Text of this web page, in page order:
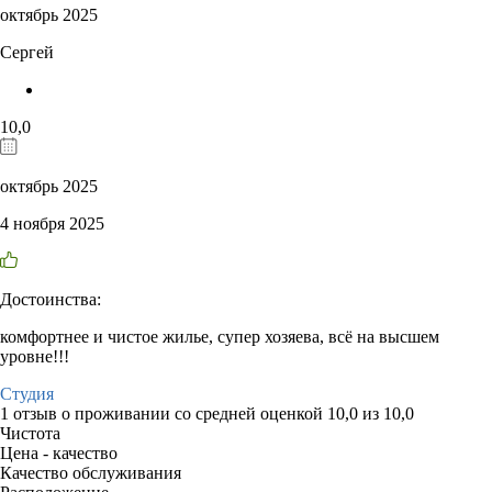
октябрь 2025
Сергей
10,0
октябрь 2025
4 ноября 2025
Достоинства:
комфортнее и чистое жилье, супер хозяева, всё на высшем
уровне!!!
Студия
1 отзыв о проживании со средней оценкой 10,0 из 10,0
Чистота
Цена - качество
Качество обслуживания